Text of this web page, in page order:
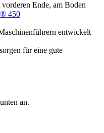
Ende, am Boden
450
entwickelt
für eine gute
an.